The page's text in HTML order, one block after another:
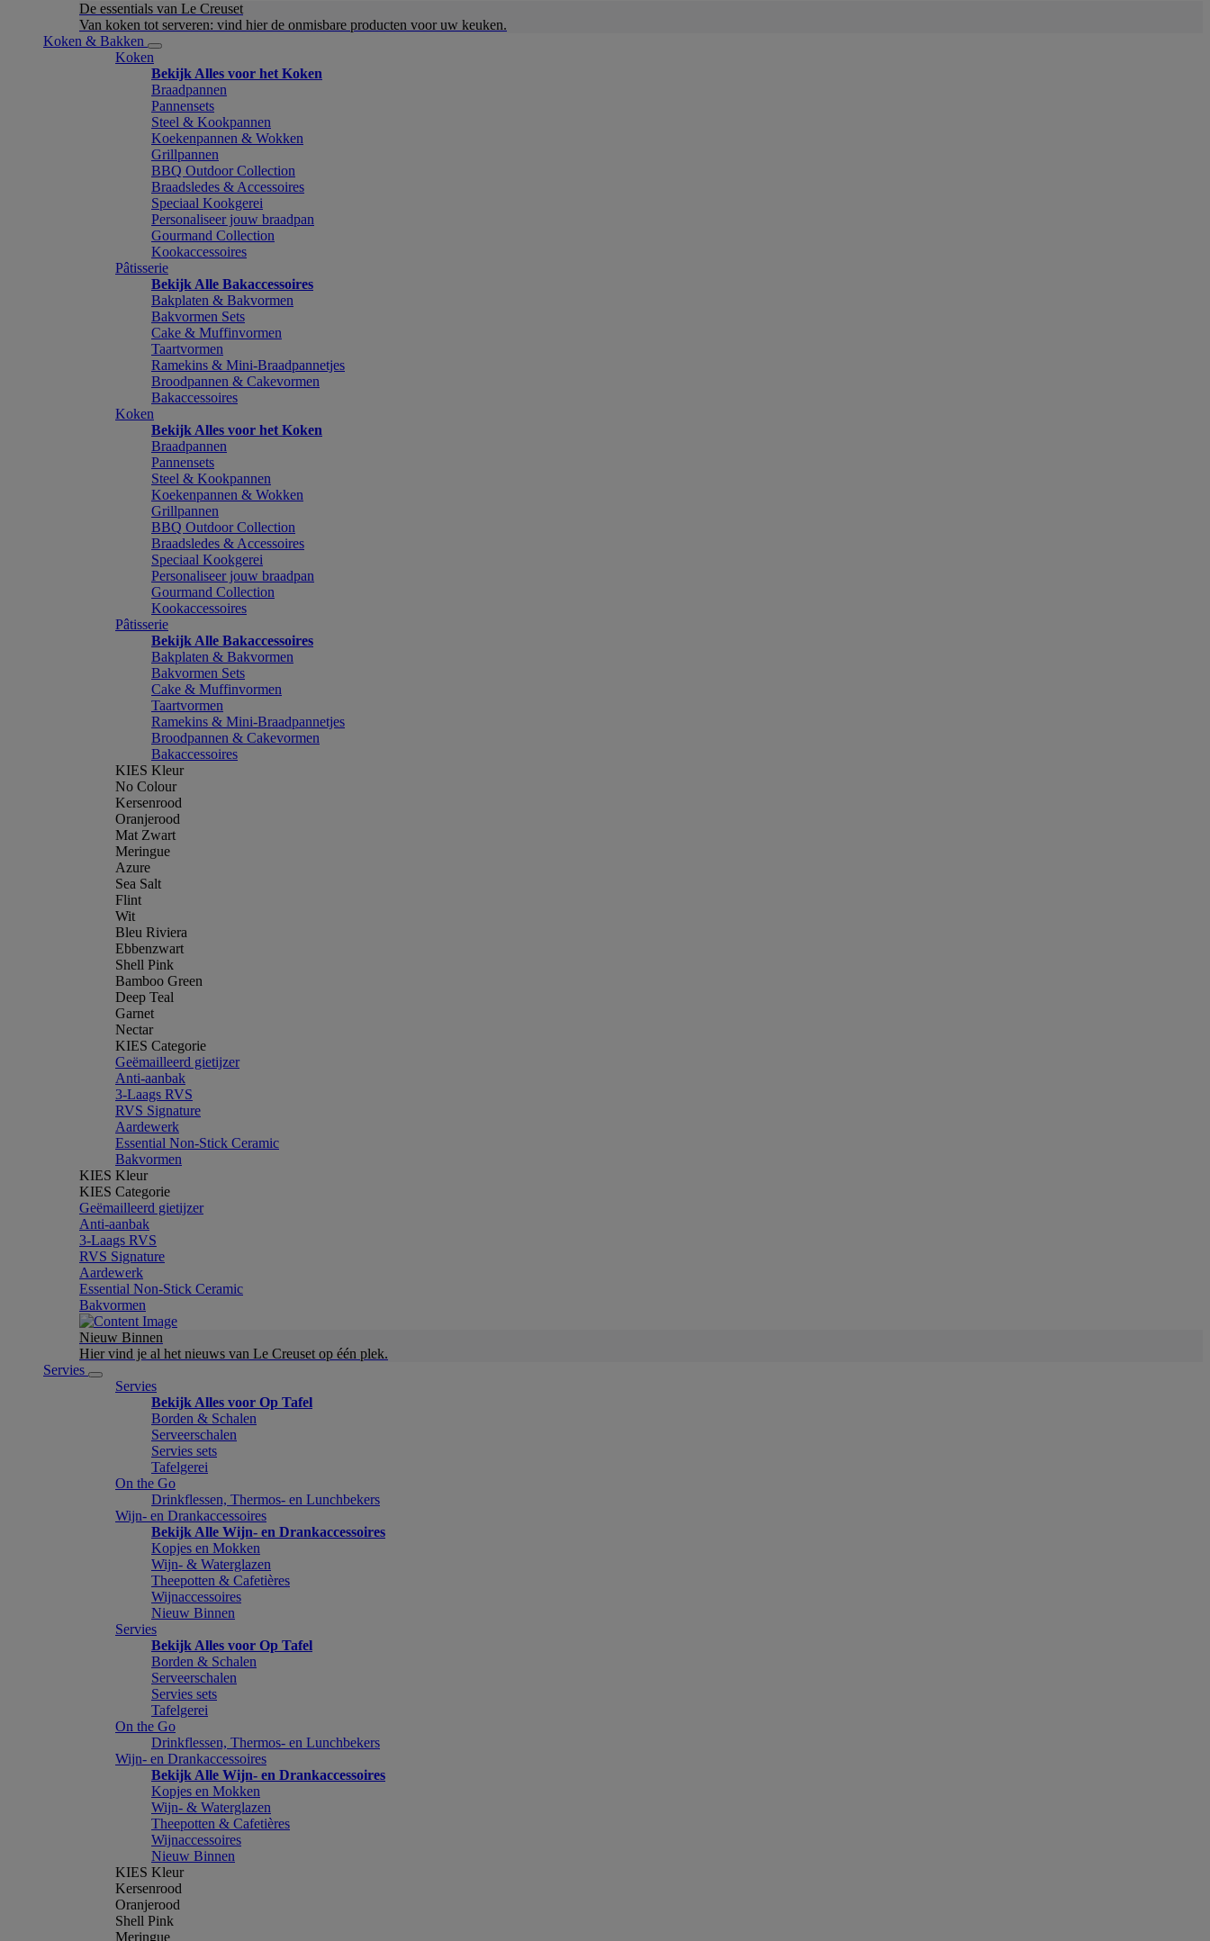
De essentials van Le Creuset
Van koken tot serveren: vind hier de onmisbare producten voor uw keuken.
Koken & Bakken
Koken
Bekijk Alles voor het Koken
Braadpannen
Pannensets
Steel & Kookpannen
Koekenpannen & Wokken
Grillpannen
BBQ Outdoor Collection
Braadsledes & Accessoires
Speciaal Kookgerei
Personaliseer jouw braadpan
Gourmand Collection
Kookaccessoires
Pâtisserie
Bekijk Alle Bakaccessoires
Bakplaten & Bakvormen
Bakvormen Sets
Cake & Muffinvormen
Taartvormen
Ramekins & Mini-Braadpannetjes
Broodpannen & Cakevormen
Bakaccessoires
Koken
Bekijk Alles voor het Koken
Braadpannen
Pannensets
Steel & Kookpannen
Koekenpannen & Wokken
Grillpannen
BBQ Outdoor Collection
Braadsledes & Accessoires
Speciaal Kookgerei
Personaliseer jouw braadpan
Gourmand Collection
Kookaccessoires
Pâtisserie
Bekijk Alle Bakaccessoires
Bakplaten & Bakvormen
Bakvormen Sets
Cake & Muffinvormen
Taartvormen
Ramekins & Mini-Braadpannetjes
Broodpannen & Cakevormen
Bakaccessoires
KIES Kleur
No Colour
Kersenrood
Oranjerood
Mat Zwart
Meringue
Azure
Sea Salt
Flint
Wit
Bleu Riviera
Ebbenzwart
Shell Pink
Bamboo Green
Deep Teal
Garnet
Nectar
KIES Categorie
Geëmailleerd gietijzer
Anti-aanbak
3-Laags RVS
RVS Signature
Aardewerk
Essential Non-Stick Ceramic
Bakvormen
KIES Kleur
KIES Categorie
Geëmailleerd gietijzer
Anti-aanbak
3-Laags RVS
RVS Signature
Aardewerk
Essential Non-Stick Ceramic
Bakvormen
Nieuw Binnen
Hier vind je al het nieuws van Le Creuset op één plek.
Servies
Servies
Bekijk Alles voor Op Tafel
Borden & Schalen
Serveerschalen
Servies sets
Tafelgerei
On the Go
Drinkflessen, Thermos- en Lunchbekers
Wijn- en Drankaccessoires
Bekijk Alle Wijn- en Drankaccessoires
Kopjes en Mokken
Wijn- & Waterglazen
Theepotten & Cafetières
Wijnaccessoires
Nieuw Binnen
Servies
Bekijk Alles voor Op Tafel
Borden & Schalen
Serveerschalen
Servies sets
Tafelgerei
On the Go
Drinkflessen, Thermos- en Lunchbekers
Wijn- en Drankaccessoires
Bekijk Alle Wijn- en Drankaccessoires
Kopjes en Mokken
Wijn- & Waterglazen
Theepotten & Cafetières
Wijnaccessoires
Nieuw Binnen
KIES Kleur
Kersenrood
Oranjerood
Shell Pink
Meringue